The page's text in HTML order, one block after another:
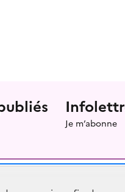
Je m’abonne